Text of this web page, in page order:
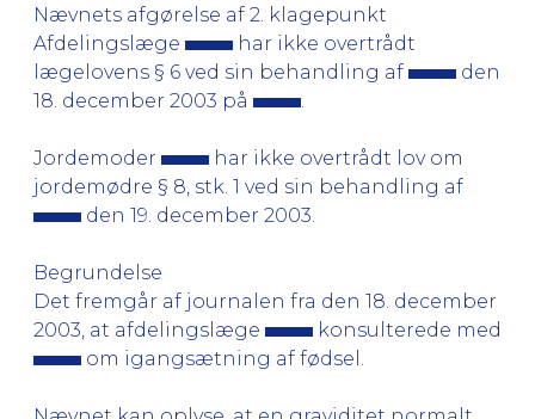
Nævnets afgørelse af 2. klagepunkt
Afdelingslæge
har ikke overtrådt
lægelovens § 6 ved sin behandling af
den
18. december 2003 på
Jordemoder
har ikke overtrådt lov om
jordemødre § 8, stk. 1 ved sin behandling af
den 19. december 2003.
Begrundelse
Det fremgår af journalen fra den 18. december
2003, at afdelingslæge
konsulterede med
om igangsætning af fødsel.